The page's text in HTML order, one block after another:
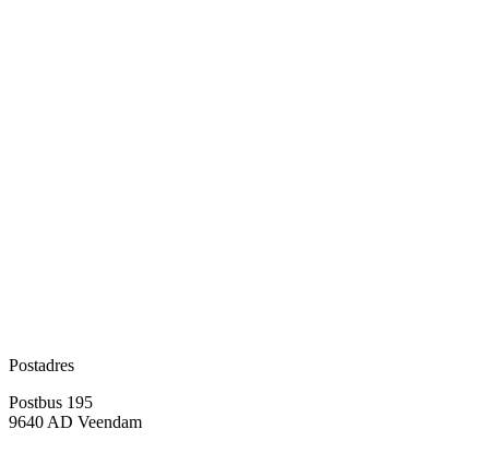
Postadres
Postbus 195
9640 AD Veendam